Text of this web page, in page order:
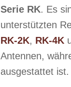
Serie RK. Es
unterstützten
RK-2K, RK-4K
Antennen,
ausgestattet ist.